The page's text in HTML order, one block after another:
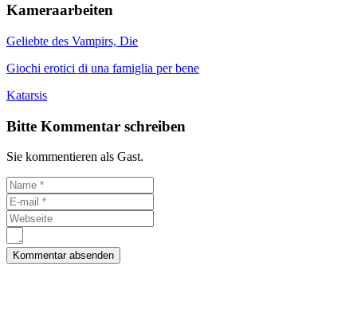
Kameraarbeiten
Geliebte des Vampirs, Die
Giochi erotici di una famiglia per bene
Katarsis
Bitte Kommentar schreiben
Sie kommentieren als Gast.